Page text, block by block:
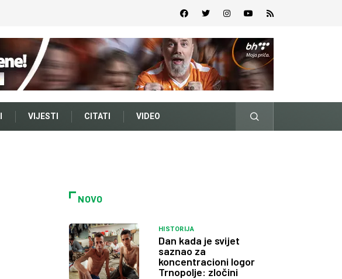
VIJESTI CITATI VIDEO
NOVO
HISTORIJA
Dan kada je svijet
saznao za
koncentracioni logor
Trnopolje: zločini